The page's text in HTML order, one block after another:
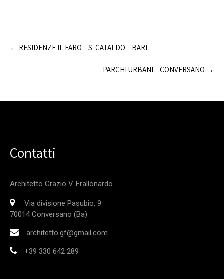
navigation
← RESIDENZE IL FARO – S. CATALDO – BARI
PARCHI URBANI – CONVERSANO →
Contatti
Architetto Grazio V. Frallonardo
Via divisione Pasubio, 9
70014 Conversano (Ba)
architetto.gf@gmail.com
+39 330 642 289